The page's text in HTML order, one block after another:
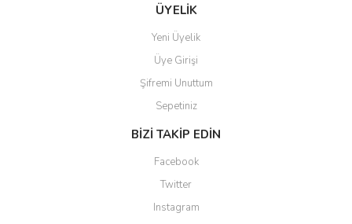
ÜYELİK
Yeni Üyelik
Üye Girişi
Şifremi Unuttum
Sepetiniz
BİZİ TAKİP EDİN
Facebook
Twitter
Instagram